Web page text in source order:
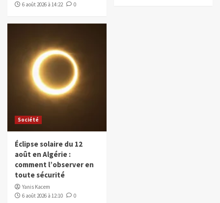
6 août 2026 à 14:22
0
Société
Éclipse solaire du 12
août en Algérie :
comment l’observer en
toute sécurité
Yanis Kacem
6 août 2026 à 12:10
0